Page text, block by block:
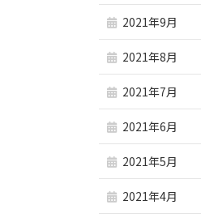
2021年9月
2021年8月
2021年7月
2021年6月
2021年5月
2021年4月